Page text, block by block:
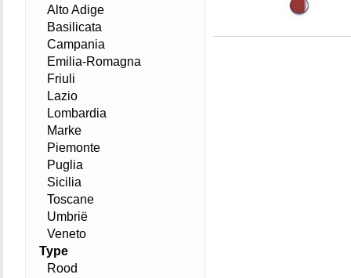
Alto Adige
Basilicata
Campania
Emilia-Romagna
Friuli
Lazio
Lombardia
Marke
Piemonte
Puglia
Sicilia
Toscane
Umbrië
Veneto
Type
Rood